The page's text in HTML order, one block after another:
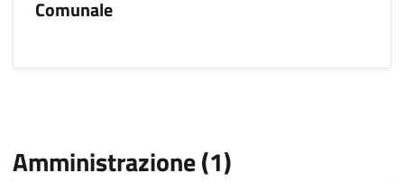
Comunale
Amministrazione (1)